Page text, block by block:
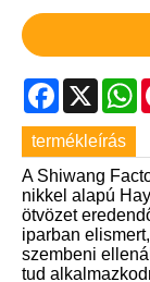
Facebook
X
termékleírás
A Shiwang
nikkel alapú
ötvözet
iparban
szembeni
tud